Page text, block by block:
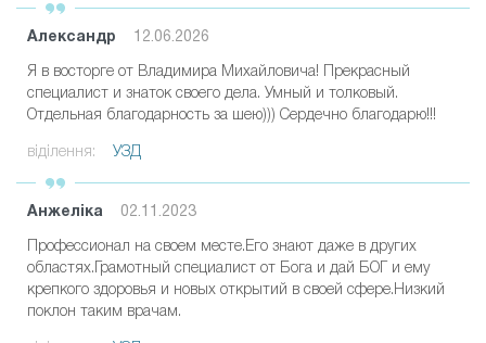
Александр 12.06.2026
Я в восторге от Владимира Михайловича! Прекрасный
специалист и знаток своего дела. Умный и толковый.
Отдельная благодарность за шею))) Сердечно благодарю!!!
віділення: УЗД
Анжеліка 02.11.2023
Профессионал на своем месте.Его знают даже в других
областях.Грамотный специалист от Бога и дай БОГ и ему
крепкого здоровья и новых открытий в своей сфере.Низкий
поклон таким врачам.